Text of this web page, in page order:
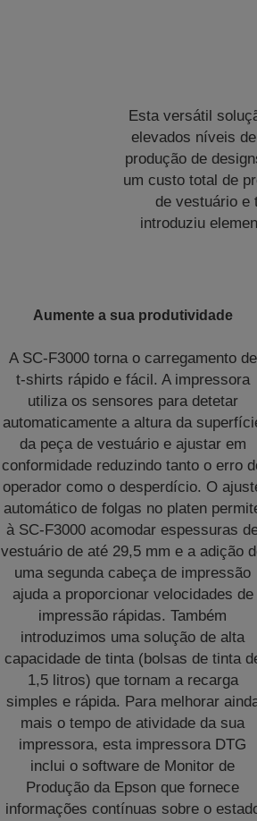
Esta versátil
elevados níveis
produção de
um custo total de
de vestuário e
introduziu
Aumente a sua produtividade
A SC‑F3000 torna o carregamento de
t‑shirts rápido e fácil. A impressora
utiliza os sensores para detetar
automaticamente a altura da
da peça de vestuário e ajustar em
conformidade reduzindo tanto o erro
operador como o desperdício. O
automático de folgas no platen
à SC‑F3000 acomodar espessuras
vestuário de até 29,5 mm e a adição
uma segunda cabeça de impressão
ajuda a proporcionar velocidades de
impressão rápidas. Também
introduzimos uma solução de alta
capacidade de tinta (bolsas de tinta
1,5 litros) que tornam a recarga
simples e rápida. Para melhorar
mais o tempo de atividade da sua
impressora, esta impressora DTG
inclui o software de Monitor de
Produção da Epson que fornece
informações contínuas sobre o